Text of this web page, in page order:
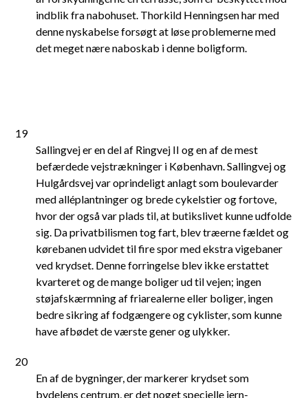
indblik fra nabohuset. Thorkild Henningsen har med
denne nyskabelse forsøgt at løse problemerne med
det meget nære naboskab i denne boligform.
19
Sallingvej er en del af Ringvej II og en af de mest
befærdede vejstrækninger i København. Sallingvej og
Hulgårdsvej var oprindeligt anlagt som boulevarder
med alléplantninger og brede cykelstier og fortove,
hvor der også var plads til, at butikslivet kunne udfolde
sig. Da privatbilismen tog fart, blev træerne fældet og
kørebanen udvidet til fire spor med ekstra vigebaner
ved krydset. Denne forringelse blev ikke erstattet
kvarteret og de mange boliger ud til vejen; ingen
støjafskærmning af friarealerne eller boliger, ingen
bedre sikring af fodgængere og cyklister, som kunne
have afbødet de værste gener og ulykker.
20
En af de bygninger, der markerer krydset som
bydelens centrum, er det noget specielle jern-